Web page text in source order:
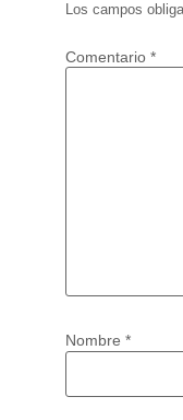
Los campos
Comentario *
Nombre *